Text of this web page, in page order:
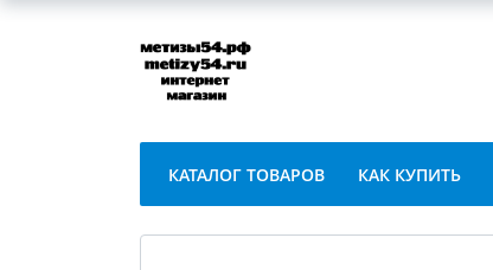
КАТАЛОГ ТОВАРОВ КАК КУПИТЬ